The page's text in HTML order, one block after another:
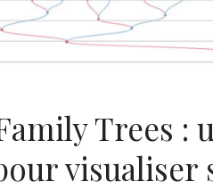
Trees :
visualiser